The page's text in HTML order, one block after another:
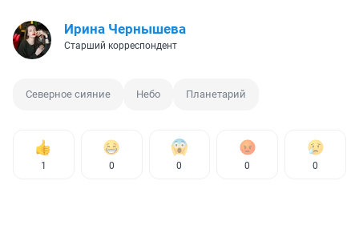
Ирина Чернышева
Старший корреспондент
Северное сияние Небо Планетарий
1 0 0 0 0